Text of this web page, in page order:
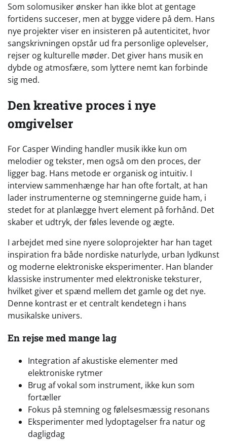
Som solomusiker ønsker han ikke blot at gentage
fortidens succeser, men at bygge videre på dem. Hans
nye projekter viser en insisteren på autenticitet, hvor
sangskrivningen opstår ud fra personlige oplevelser,
rejser og kulturelle møder. Det giver hans musik en
dybde og atmosfære, som lyttere nemt kan forbinde
sig med.
Den kreative proces i nye
omgivelser
For Casper Winding handler musik ikke kun om
melodier og tekster, men også om den proces, der
ligger bag. Hans metode er organisk og intuitiv. I
interview sammenhænge har han ofte fortalt, at han
lader instrumenterne og stemningerne guide ham, i
stedet for at planlægge hvert element på forhånd. Det
skaber et udtryk, der føles levende og ægte.
I arbejdet med sine nyere soloprojekter har han taget
inspiration fra både nordiske naturlyde, urban lydkunst
og moderne elektroniske eksperimenter. Han blander
klassiske instrumenter med elektroniske teksturer,
hvilket giver et spænd mellem det gamle og det nye.
Denne kontrast er et centralt kendetegn i hans
musikalske univers.
En rejse med mange lag
Integration af akustiske elementer med
elektroniske rytmer
Brug af vokal som instrument, ikke kun som
fortæller
Fokus på stemning og følelsesmæssig resonans
Eksperimenter med lydoptagelser fra natur og
dagligdag